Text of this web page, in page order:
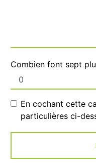
Combien font sept
En cochant cette
particulières ci-